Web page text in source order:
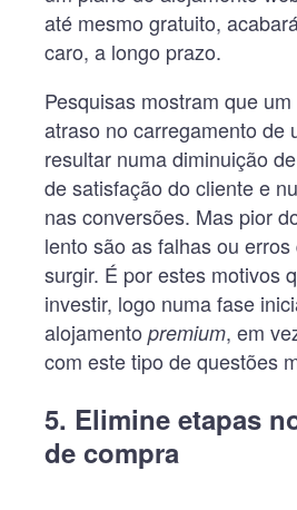
até mesmo gratuito,
caro, a longo prazo.
Pesquisas mostram que
atraso no carregamento de
resultar numa diminuição
de satisfação do cliente e
nas conversões. Mas pior
lento são as falhas ou
surgir. É por estes motivos
investir, logo numa fase
alojamento premium, em
com este tipo de questões
5. Elimine etapas
de compra